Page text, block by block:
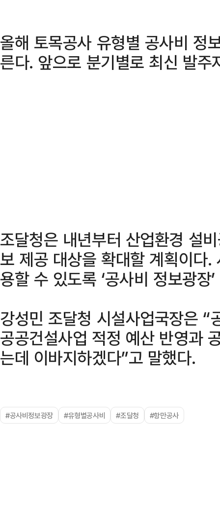
올해 토목공사 유형별 공사비
른다. 앞으로 분기별로 최신 발
조달청은 내년부터 산업환경 설
보 제공 대상을 확대할 계획이다
용할 수 있도록 ‘공사비 정보광장
강성민 조달청 시설사업국장은 “
공공건설사업 적정 예산 반영과
는데 이바지하겠다”고 말했다.
#공사비정보광장 #유형별공사비 #조달청 #항만공사